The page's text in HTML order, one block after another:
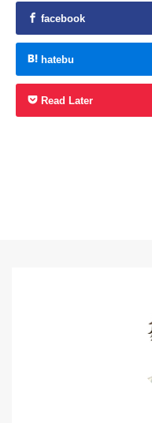
facebook
hatebu
Read Later